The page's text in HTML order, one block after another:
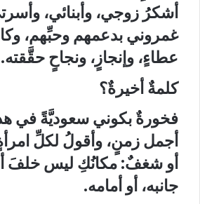
أشكرُ زوجي، وأبنائي،
غمروني بدعمهم وحبِّهم،
عطاءٍ، وإنجازٍ، ونجاحٍ حقَّقته.
كلمةٌ أخيرةٌ؟
فخورةٌ بكوني سعوديَّةً في
أجمل زمنٍ، وأقولُ لكلِّ
أو شغفٌ: مكانُكِ ليس خلفَ
جانبه، أو أمامه.